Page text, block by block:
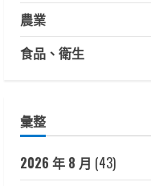
農業
食品、衛生
彙整
2026 年 8 月 (43)